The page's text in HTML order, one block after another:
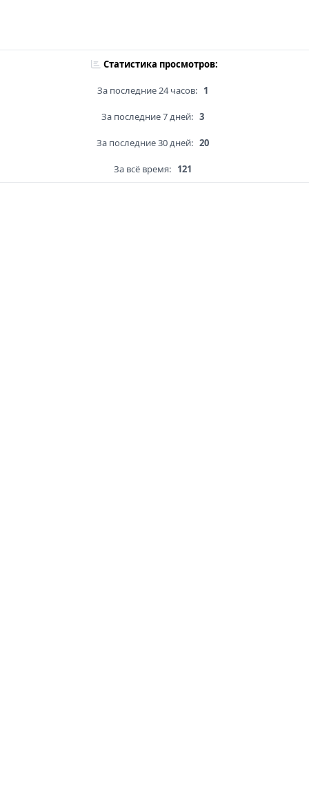
Статистика просмотров:
За последние 24 часов: 1
За последние 7 дней: 3
За последние 30 дней: 20
За всё время: 121